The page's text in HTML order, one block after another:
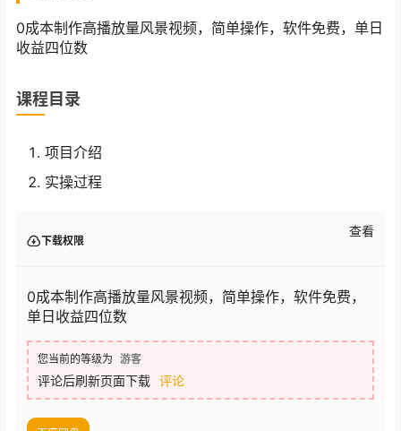
0成本制作高播放量风景视频，简单操作，软件免费，单日
收益四位数
课程目录
项目介绍
实操过程
下载权限
查看
0成本制作高播放量风景视频，简单操作，软件免费，
单日收益四位数
您当前的等级为 游客
评论后刷新页面下载 评论